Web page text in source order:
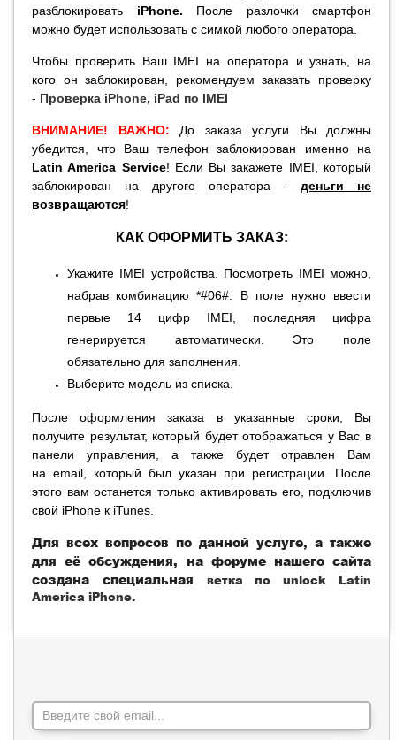
разблокировать iPhone. После разлочки смартфон
можно будет использовать с симкой любого оператора.
Чтобы проверить Ваш IMEI на оператора и узнать, на
кого он заблокирован, рекомендуем заказать проверку
- Проверка iPhone, iPad по IMEI
ВНИМАНИЕ! ВАЖНО: До заказа услуги Вы должны
убедится, что Ваш телефон заблокирован именно на
Latin America Service! Если Вы закажете IMEI, который
заблокирован на другого оператора -деньги не
возвращаются!
КАК ОФОРМИТЬ ЗАКАЗ:
Укажите IMEI устройства. Посмотреть IMEI можно,
набрав комбинацию *#06#. В поле нужно ввести
первые 14 цифр IMEI, последняя цифра
генерируется автоматически. Это поле
обязательно для заполнения.
Выберите модель из списка.
После оформления заказа в указанные сроки, Вы
получите результат, который будет отображаться у Вас в
панели управления, а также будет отравлен Вам
на email, который был указан при регистрации. После
этого вам останется только активировать его, подключив
свой iPhone к iTunes.
Для всех вопросов по данной услуге, а также
для её обсуждения, на форуме нашего сайта
создана специальная ветка по unlock Latin
America iPhone.